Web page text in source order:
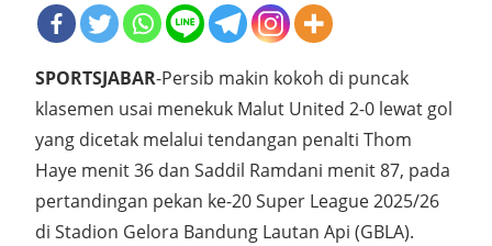
SPORTSJABAR-Persib makin kokoh di puncak
klasemen usai menekuk Malut United 2-0 lewat gol
yang dicetak melalui tendangan penalti Thom
Haye menit 36 ​​dan Saddil Ramdani menit 87, pada
pertandingan pekan ke-20 Super League 2025/26
di Stadion Gelora Bandung Lautan Api (GBLA).